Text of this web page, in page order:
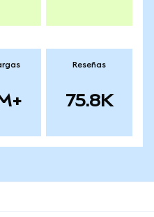
Reseñas
75.8K